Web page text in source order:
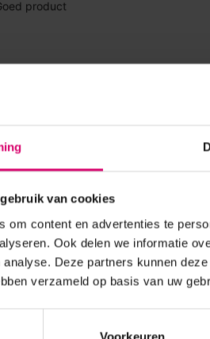
van cookies
om content en advertenties te
Ook delen we informatie
analyse. Deze partners kunnen
verzameld op basis van uw